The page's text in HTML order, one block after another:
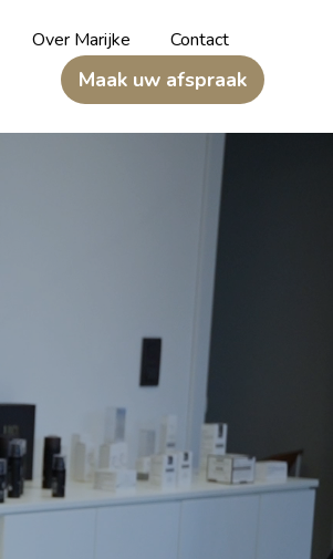
Over Marijke Contact
Maak uw afspraak